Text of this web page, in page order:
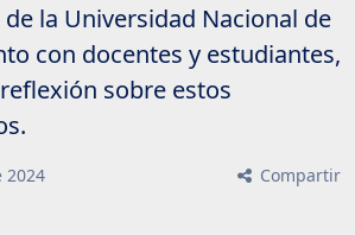
la Universidad Nacional de
con docentes y estudiantes,
sobre estos
2024 Compartir